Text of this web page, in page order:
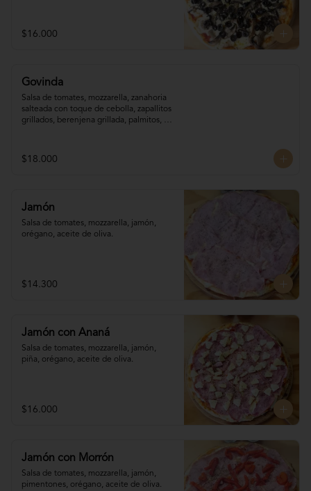
$16.000
Govinda
Salsa de tomates, mozzarella, zanahoria
salteada con toque de cebolla, zapallitos
grillados, berenjena grillada, palmitos,
$18.000
Jamón
Salsa de tomates, mozzarella, jamón,
orégano, aceite de oliva.
$14.300
Jamón con Ananá
Salsa de tomates, mozzarella, jamón,
piña, orégano, aceite de oliva.
$16.000
Jamón con Morrón
Salsa de tomates, mozzarella, jamón,
pimentones, orégano, aceite de oliva.